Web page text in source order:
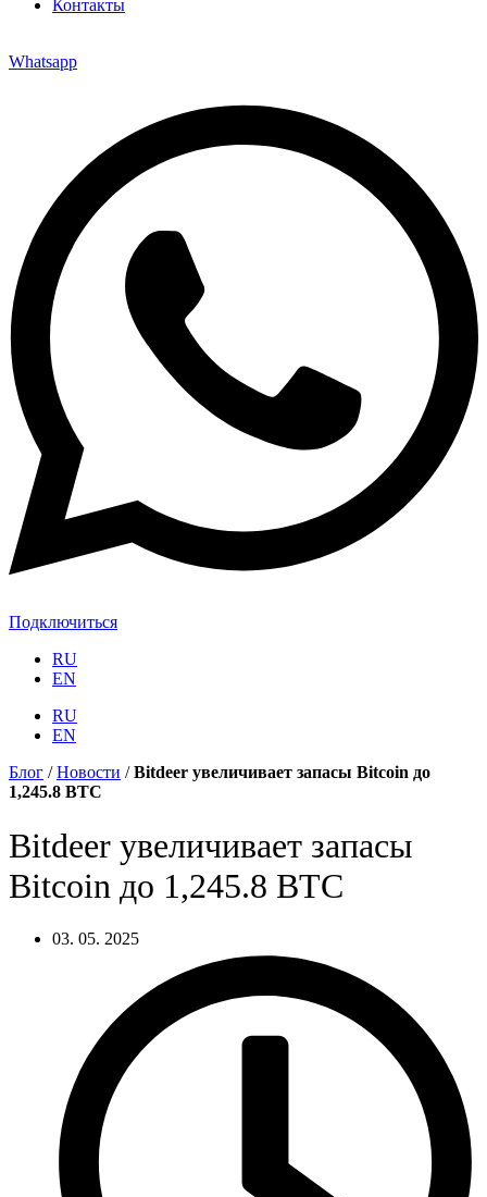
Контакты
Whatsapp
Подключиться
RU
EN
RU
EN
Блог /Новости /Bitdeer увеличивает запасы Bitcoin до
1,245.8 BTC
Bitdeer увеличивает запасы
Bitcoin до 1,245.8 BTC
03. 05. 2025